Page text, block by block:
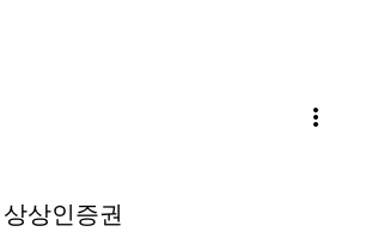
more_vert
상인증권